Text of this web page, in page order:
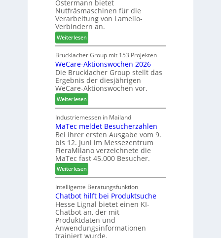
n
r
G
e
s
c
h
ä
f
t
s
f
ü
h
r
e
r
z
e
i
c
h
n
u
n
g
e
n
f
ü
r
P
l
a
n
t
a
g
Ostermann bietet
Nutfräsmaschinen für die
Verarbeitung von Lamello-
Verbindern an.
Weiterlesen:
L
a
m
e
l
l
o
-
F
r
ä
s
e
r
u
n
d
-
V
e
r
b
Brucklacher Group mit 153 Projekten
WeCare-Aktionswochen 2026
Die Brucklacher Group stellt das
Ergebnis der diesjährigen
WeCare-Aktionswochen vor.
Weiterlesen:
W
e
C
a
r
e
-
A
k
t
i
o
n
s
w
Industriemessen in Mailand
MaTec meldet Besucherzahlen
Bei ihrer ersten Ausgabe vom 9.
bis 12. Juni im Messezentrum
FieraMilano verzeichnete die
MaTec fast 45.000 Besucher.
Weiterlesen:
M
a
T
e
c
m
e
Intelligente Beratungsfunktion
Chatbot hilft bei Produktsuche
Hesse Lignal bietet einen KI-
Chatbot an, der mit
Produktdaten und
Anwendungsinformationen
trainiert wurde.